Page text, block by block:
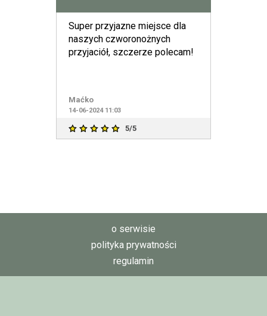
Super przyjazne miejsce dla
naszych czworonożnych
przyjaciół, szczerze polecam!
Maćko
14-06-2024 11:03
5/5
o serwisie
polityka prywatności
regulamin